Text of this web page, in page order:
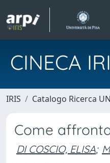
CINECA
IRIS Catalogo Ricerca
Come
DI COSCIO, ELISA;